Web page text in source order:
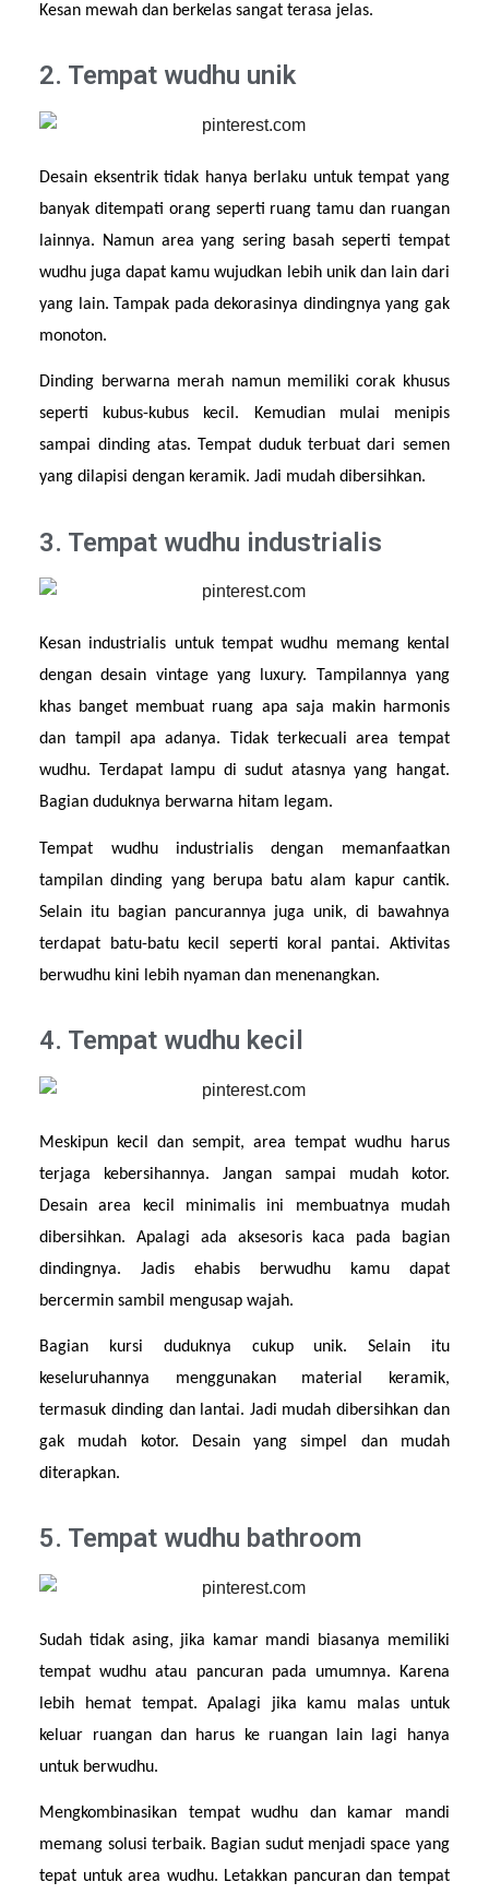
Kesan mewah dan berkelas sangat terasa jelas.
2. Tempat wudhu unik
Desain eksentrik tidak hanya berlaku untuk tempat yang
banyak ditempati orang seperti ruang tamu dan ruangan
lainnya. Namun area yang sering basah seperti tempat
wudhu juga dapat kamu wujudkan lebih unik dan lain dari
yang lain. Tampak pada dekorasinya dindingnya yang gak
monoton.
Dinding berwarna merah namun memiliki corak khusus
seperti kubus-kubus kecil. Kemudian mulai menipis
sampai dinding atas. Tempat duduk terbuat dari semen
yang dilapisi dengan keramik. Jadi mudah dibersihkan.
3. Tempat wudhu industrialis
Kesan industrialis untuk tempat wudhu memang kental
dengan desain vintage yang luxury. Tampilannya yang
khas banget membuat ruang apa saja makin harmonis
dan tampil apa adanya. Tidak terkecuali area tempat
wudhu. Terdapat lampu di sudut atasnya yang hangat.
Bagian duduknya berwarna hitam legam.
Tempat wudhu industrialis dengan memanfaatkan
tampilan dinding yang berupa batu alam kapur cantik.
Selain itu bagian pancurannya juga unik, di bawahnya
terdapat batu-batu kecil seperti koral pantai. Aktivitas
berwudhu kini lebih nyaman dan menenangkan.
4. Tempat wudhu kecil
Meskipun kecil dan sempit, area tempat wudhu harus
terjaga kebersihannya. Jangan sampai mudah kotor.
Desain area kecil minimalis ini membuatnya mudah
dibersihkan. Apalagi ada aksesoris kaca pada bagian
dindingnya. Jadis ehabis berwudhu kamu dapat
bercermin sambil mengusap wajah.
Bagian kursi duduknya cukup unik. Selain itu
keseluruhannya menggunakan material keramik,
termasuk dinding dan lantai. Jadi mudah dibersihkan dan
gak mudah kotor. Desain yang simpel dan mudah
diterapkan.
5. Tempat wudhu bathroom
Sudah tidak asing, jika kamar mandi biasanya memiliki
tempat wudhu atau pancuran pada umumnya. Karena
lebih hemat tempat. Apalagi jika kamu malas untuk
keluar ruangan dan harus ke ruangan lain lagi hanya
untuk berwudhu.
Mengkombinasikan tempat wudhu dan kamar mandi
memang solusi terbaik. Bagian sudut menjadi space yang
tepat untuk area wudhu. Letakkan pancuran dan tempat